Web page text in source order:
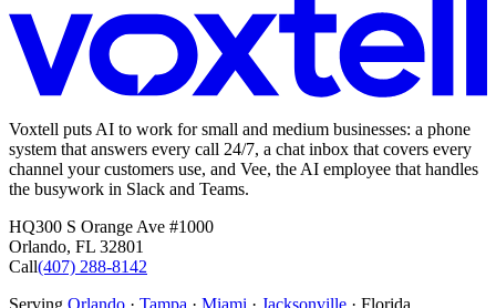
Voxtell puts AI to work for small and medium businesses: a phone
system that answers every call 24/7, a chat inbox that covers every
channel your customers use, and Vee, the AI employee that handles
the busywork in Slack and Teams.
HQ300 S Orange Ave #1000
Orlando, FL 32801
Call(407) 288-8142